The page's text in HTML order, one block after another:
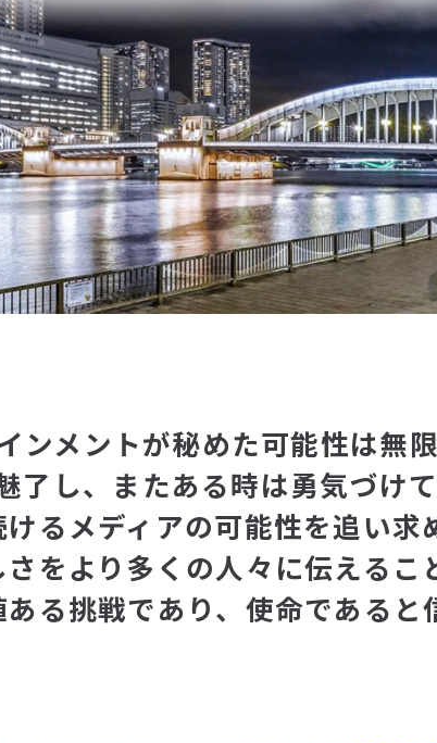
ンメントが秘めた可能性は無限
了し、またある時は勇気づけて
るメディアの可能性を追い求
をより多くの人々に伝えるこ
る挑戦であり、使命であると